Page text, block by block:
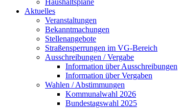
Haushaltspläne
Aktuelles
Veranstaltungen
Bekanntmachungen
Stellenangebote
Straßensperrungen im VG-Bereich
Ausschreibungen / Vergabe
Information über Ausschreibungen
Information über Vergaben
Wahlen / Abstimmungen
Kommunalwahl 2026
Bundestagswahl 2025